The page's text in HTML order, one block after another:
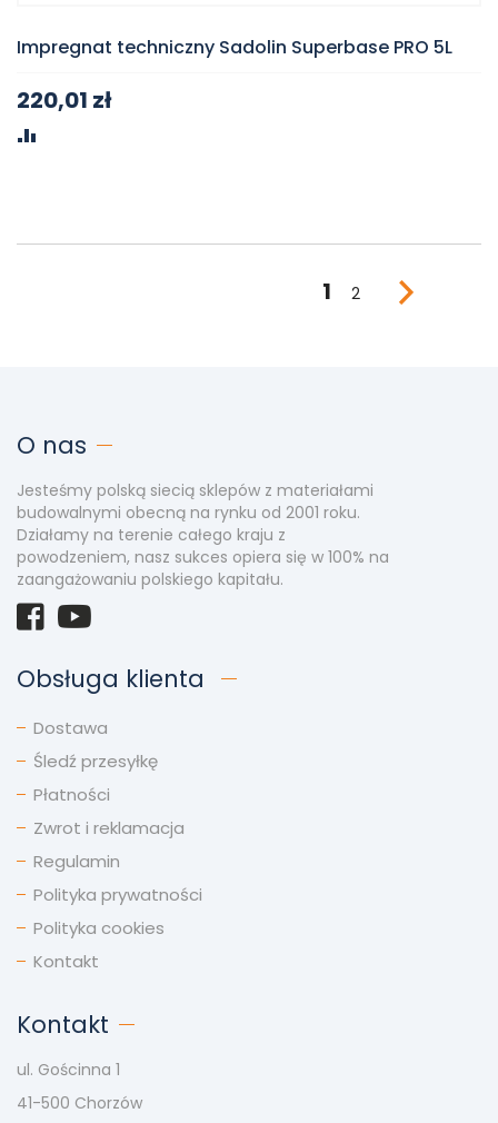
Impregnat techniczny Sadolin Superbase PRO 5L
220,01 zł
Aktualnie
1 Strona
2
O nas
Jesteśmy polską siecią sklepów z materiałami
budowalnymi obecną na rynku od 2001 roku.
Działamy na terenie całego kraju z
powodzeniem, nasz sukces opiera się w 100% na
zaangażowaniu polskiego kapitału.
Obsługa klienta
Dostawa
Śledź przesyłkę
Płatności
Zwrot i reklamacja
Regulamin
Polityka prywatności
Polityka cookies
Kontakt
Kontakt
ul. Gościnna 1
41-500 Chorzów